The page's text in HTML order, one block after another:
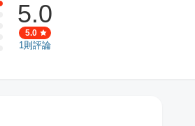
5.0
5.0
1 則評論